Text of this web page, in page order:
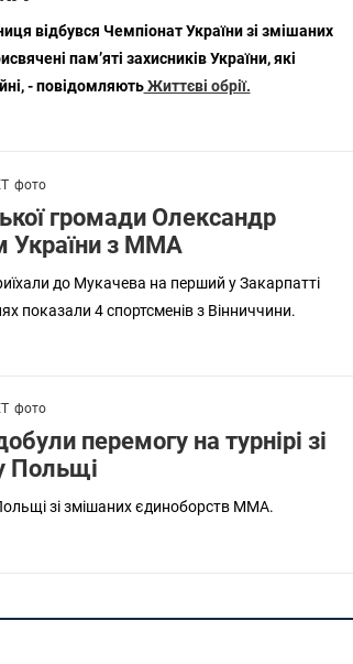
відбувся Чемпіонат України зі змішаних
пам’яті захисників України, які
- повідомляютьЖиттєві обрії.
фото
громади Олександр
України з ММА
до Мукачева на перший у Закарпатті
показали 4 спортсменів з Вінниччини.
фото
перемогу на турнірі зі
Польщі
зі змішаних єдиноборств ММА.